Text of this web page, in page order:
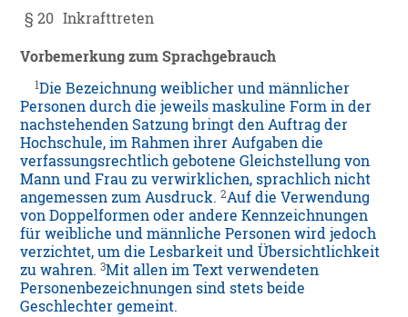
§ 20 Inkrafttreten
Vorbemerkung zum Sprachgebrauch
1Die Bezeichnung weiblicher und männlicher
Personen durch die jeweils maskuline Form in der
nachstehenden Satzung bringt den Auftrag der
Hochschule, im Rahmen ihrer Aufgaben die
verfassungsrechtlich gebotene Gleichstellung von
Mann und Frau zu verwirklichen, sprachlich nicht
angemessen zum Ausdruck.2Auf die Verwendung
von Doppelformen oder andere Kennzeichnungen
für weibliche und männliche Personen wird jedoch
verzichtet, um die Lesbarkeit und Übersichtlichkeit
zu wahren.3Mit allen im Text verwendeten
Personenbezeichnungen sind stets beide
Geschlechter gemeint.